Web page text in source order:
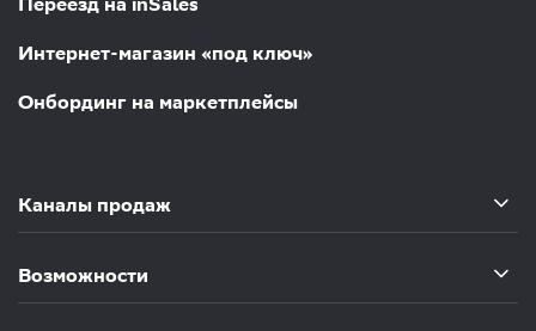
Интернет-магазин «под ключ»
Онбординг на маркетплейсы
Каналы продаж
Возможности